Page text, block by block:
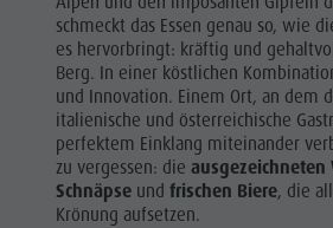
FERIENORTE
DOLOMITEN
UNESCO
SEHENSWÜRDIGKEITEN
Bars & Restaurants
Cook the Mountain
Shopping
Wellness
Naturparks
Kronplatz Doctor Service
schmeckt das Essen genau so, wie
es hervorbringt: kräftig und
Berg. In einer köstlichen
und Innovation. Einem Ort, an dem
italienische und österreichische
perfektem Einklang miteinander
zu vergessen: dieausgezeichneten
Schnäpse und frischen Biere, die
Krönung aufsetzen.